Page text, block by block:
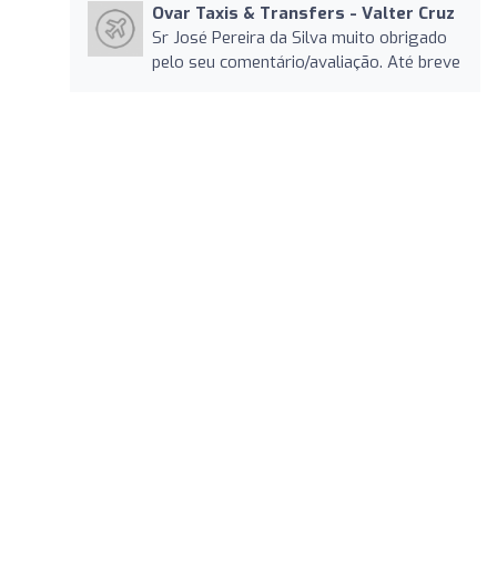
Ovar Taxis & Transfers - Valter Cruz
Sr José Pereira da Silva muito obrigado
pelo seu comentário/avaliação. Até breve